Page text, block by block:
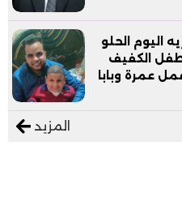
اليوم الحلو
الكفيف
عمرة وبابا
المزيد